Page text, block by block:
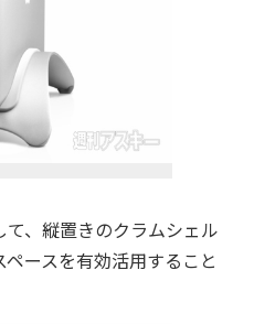
、縦置きのクラムシェル
ースを有効活用すること